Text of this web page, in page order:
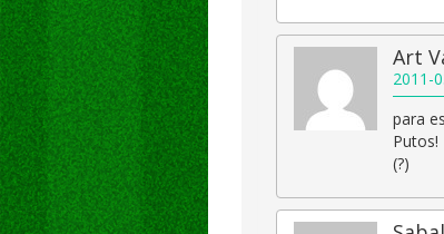
Art
2011-
para
Putos!
(?)